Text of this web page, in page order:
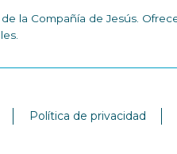
la Compañía de Jesús.
Política de privacidad